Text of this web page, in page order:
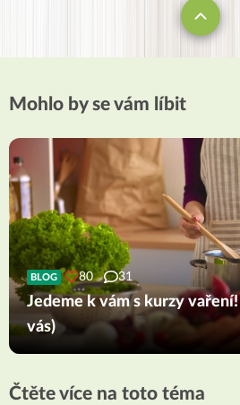
Mohlo by se vám líbit
BLOG 80 31
Jedeme k vám s kurzy
vás)
Čtěte více na toto téma